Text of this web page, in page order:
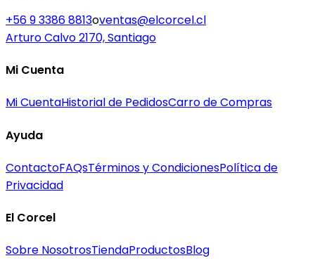
+56 9 3386 8813oventas@elcorcel.cl
Arturo Calvo 2170, Santiago
Mi Cuenta
Mi CuentaHistorial de PedidosCarro de Compras
Ayuda
ContactoFAQsTérminos y CondicionesPolítica de
Privacidad
El Corcel
Sobre NosotrosTiendaProductosBlog